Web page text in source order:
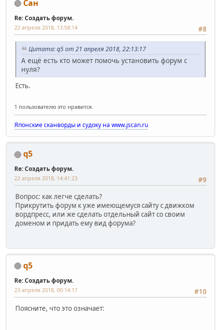
Сан
Re: Создать форум.
#8
22 апреля 2018, 13:58:14
Цитата: q5 от 21 апреля 2018, 22:13:17
А ещё есть кто может помочь установить форум с
нуля?
Есть.
1 пользователю это нравится.
Японские сканворды и судоку на www.jscan.ru
q5
Re: Создать форум.
#9
22 апреля 2018, 14:41:23
Вопрос: как легче сделать?
Прикрутить форум к уже имеющемуся сайту с движком
вордпресс, или же сделать отдельный сайт со своим
доменом и придать ему вид форума?
q5
Re: Создать форум.
#10
23 апреля 2018, 00:14:17
Поясните, что это означает: